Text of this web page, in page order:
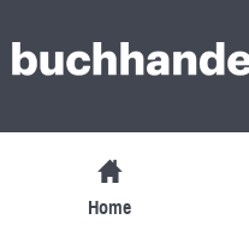
Home